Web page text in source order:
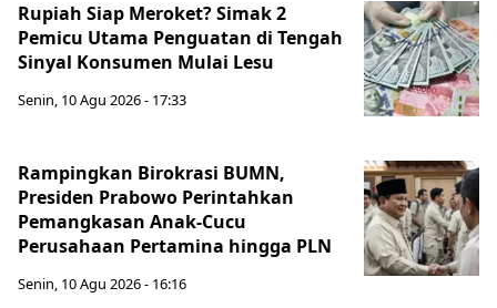
Rupiah Siap Meroket? Simak 2
Pemicu Utama Penguatan di Tengah
Sinyal Konsumen Mulai Lesu
Senin, 10 Agu 2026 - 17:33
Rampingkan Birokrasi BUMN,
Presiden Prabowo Perintahkan
Pemangkasan Anak-Cucu
Perusahaan Pertamina hingga PLN
Senin, 10 Agu 2026 - 16:16